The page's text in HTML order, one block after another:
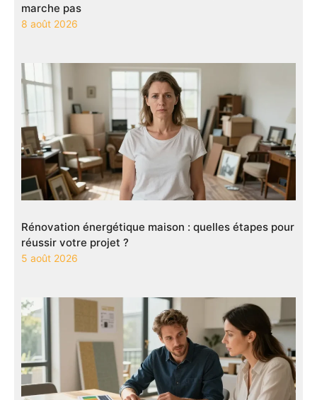
marche pas
8 août 2026
Rénovation énergétique maison : quelles étapes pour
réussir votre projet ?
5 août 2026